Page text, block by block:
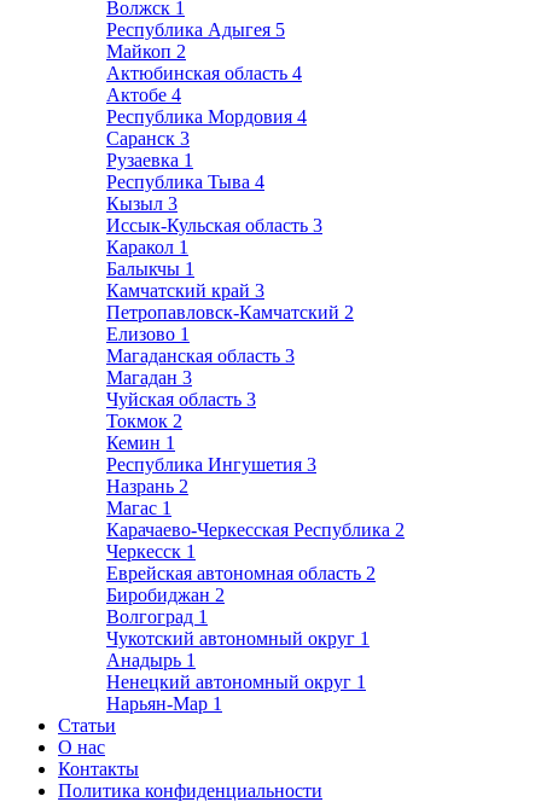
Волжск 1
Республика Адыгея 5
Майкоп 2
Актюбинская область 4
Актобе 4
Республика Мордовия 4
Саранск 3
Рузаевка 1
Республика Тыва 4
Кызыл 3
Иссык-Кульская область 3
Каракол 1
Балыкчы 1
Камчатский край 3
Петропавловск-Камчатский 2
Елизово 1
Магаданская область 3
Магадан 3
Чуйская область 3
Токмок 2
Кемин 1
Республика Ингушетия 3
Назрань 2
Магас 1
Карачаево-Черкесская Республика 2
Черкесск 1
Еврейская автономная область 2
Биробиджан 2
Волгоград 1
Чукотский автономный округ 1
Анадырь 1
Ненецкий автономный округ 1
Нарьян-Мар 1
Статьи
О нас
Контакты
Политика конфиденциальности